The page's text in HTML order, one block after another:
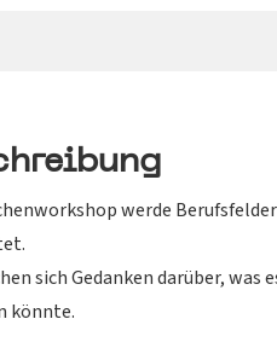
werde
sich Gedanken darüber, was
könnte.